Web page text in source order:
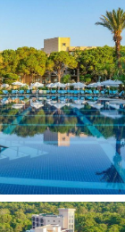
kasdien
yra
centrinis
Room,
(gaivieji gėrimai